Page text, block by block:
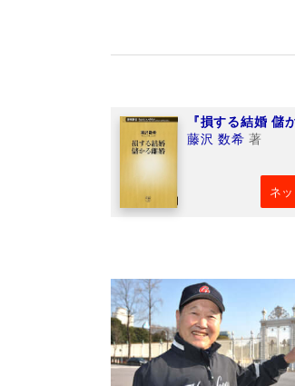
『損する結婚 儲
藤沢 数希 著
ネ